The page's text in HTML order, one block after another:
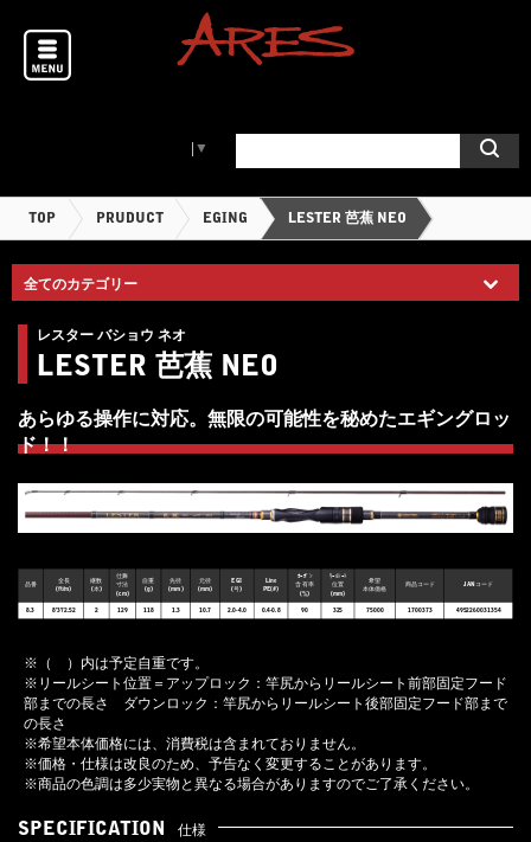
▼
TOP PRUDUCT EGING LESTER 芭蕉 NEO
レスター バショウ ネオ
LESTER 芭蕉 NEO
あらゆる操作に対応。無限の可能性を秘めたエギングロッ
ド！！
品番
全長
(ft/m)
継数
(本)
仕舞
寸法
(cm)
自重
(g)
先径
(mm)
元径
(mm)
EGI
(号)
Line
PE(#)
ｶｰﾎﾞﾝ
含有率
(%)
ﾘｰﾙｼｰﾄ
位置
(mm)
希望
本体価格
商品コード JANコード
8.3 8’3"/2.52 2 129 118 1.3 10.7 2.0-4.0 0.4-0.8 90 325 75000 1700373 4952260031354
※（ ）内は予定自重です。
※リールシート位置＝アップロック：竿尻からリールシート前部固定フード
部までの長さ ダウンロック：竿尻からリールシート後部固定フード部まで
の長さ
※希望本体価格には、消費税は含まれておりません。
※価格・仕様は改良のため、予告なく変更することがあります。
※商品の色調は多少実物と異なる場合がありますのでご了承ください。
SPECIFICATION 仕様